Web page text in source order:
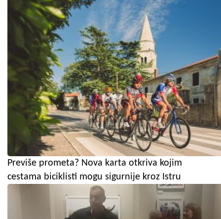
Previše prometa? Nova karta otkriva kojim
cestama biciklisti mogu sigurnije kroz Istru